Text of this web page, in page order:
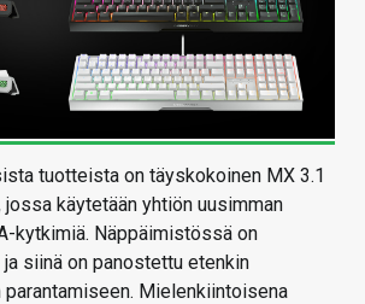
tuotteista on täyskokoinen MX 3.1
käytetään yhtiön uusimman
kytkimiä. Näppäimistössä on
ja siinä on panostettu etenkin
parantamiseen. Mielenkiintoisena